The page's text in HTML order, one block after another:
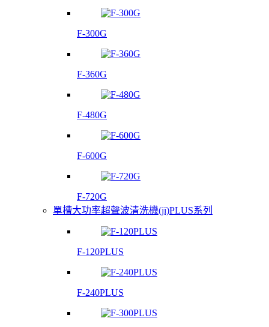
F-300G
F-360G
F-480G
F-600G
F-720G
單槽大功率超聲波清洗機(jī)PLUS系列
F-120PLUS
F-240PLUS